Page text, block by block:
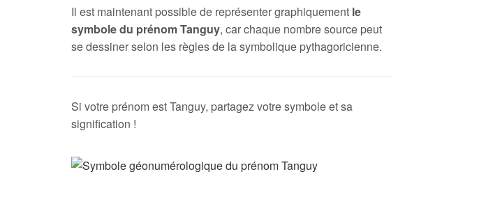
Il est maintenant possible de représenter graphiquement le
symbole du prénom Tanguy, car chaque nombre source peut
se dessiner selon les règles de la symbolique pythagoricienne.
Si votre prénom est Tanguy, partagez votre symbole et sa
signification !